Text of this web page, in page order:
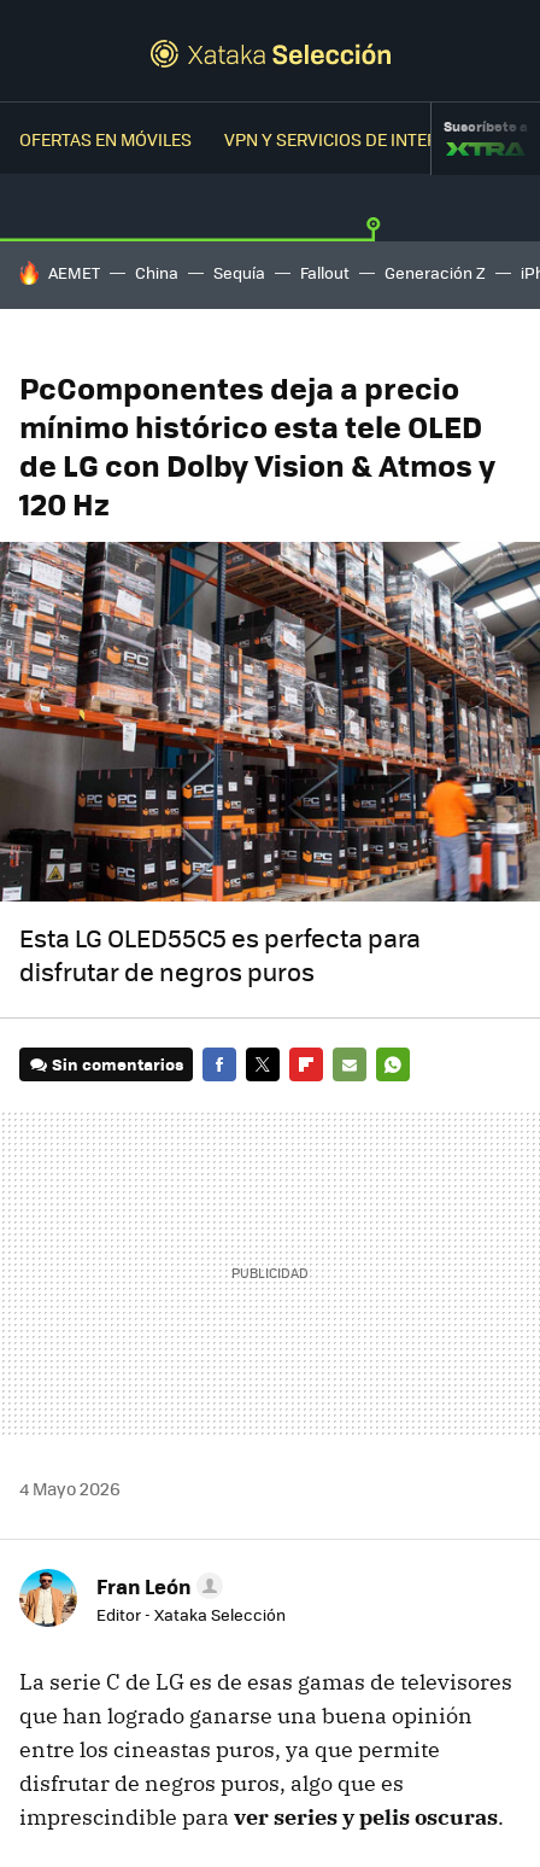
OFERTAS EN MÓVILES VPN Y SERVICIOS DE INTERNETSuscríbete a
HOY SE HABLA DE
AEMET China Sequía Fallout Generación Z
PcComponentes deja a precio
mínimo histórico esta tele OLED
de LG con Dolby Vision & Atmos y
120 Hz
Esta LG OLED55C5 es perfecta para
disfrutar de negros puros
Sin comentarios
MAIL
4 Mayo 2026
Fran León
Editor - Xataka Selección
La serie C de LG es de esas gamas de televisores
que han logrado ganarse una buena opinión
entre los cineastas puros, ya que permite
disfrutar de negros puros, algo que es
imprescindible para ver series y pelis oscuras.